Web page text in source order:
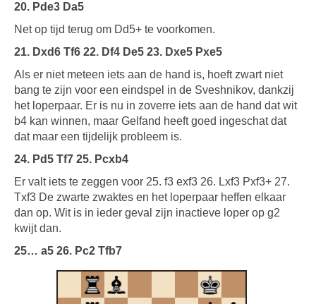
20. Pde3 Da5
Net op tijd terug om Dd5+ te voorkomen.
21. Dxd6 Tf6 22. Df4 De5 23. Dxe5 Pxe5
Als er niet meteen iets aan de hand is, hoeft zwart niet
bang te zijn voor een eindspel in de Sveshnikov, dankzij
het loperpaar. Er is nu in zoverre iets aan de hand dat wit
b4 kan winnen, maar Gelfand heeft goed ingeschat dat
dat maar een tijdelijk probleem is.
24. Pd5 Tf7 25. Pcxb4
Er valt iets te zeggen voor 25. f3 exf3 26. Lxf3 Pxf3+ 27.
Txf3 De zwarte zwaktes en het loperpaar heffen elkaar
dan op. Wit is in ieder geval zijn inactieve loper op g2
kwijt dan.
25… a5 26. Pc2 Tfb7